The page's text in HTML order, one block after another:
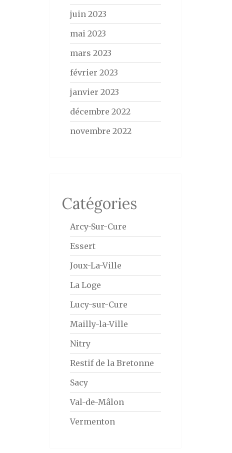
juin 2023
mai 2023
mars 2023
février 2023
janvier 2023
décembre 2022
novembre 2022
Catégories
Arcy-Sur-Cure
Essert
Joux-La-Ville
La Loge
Lucy-sur-Cure
Mailly-la-Ville
Nitry
Restif de la Bretonne
Sacy
Val-de-Mâlon
Vermenton